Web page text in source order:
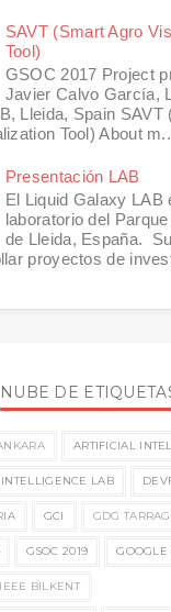
SAVT (Smart Agro
Tool)
GSOC 2017 Project
Javier Calvo García,
Lleida, Spain SAVT
Tool) About
Presentación LAB
El Liquid Galaxy LAB
laboratorio del
de Lleida, España.
proyectos de
NUBE DE
ARTIFICIAL
LAB
GCI GDG
GSOC 2019
IEEE BILKENT